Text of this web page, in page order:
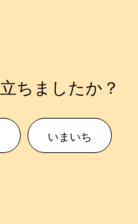
ちましたか？
いまいち